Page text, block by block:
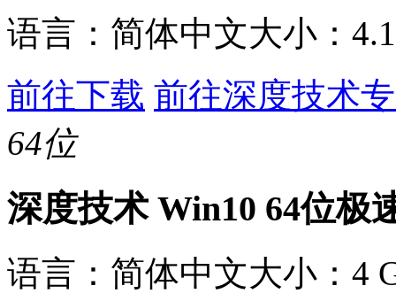
语言： 简体中文大小：
前往下载 前往深度技术
64位
深度技术 Win10 64位极
语言： 简体中文大小： 4